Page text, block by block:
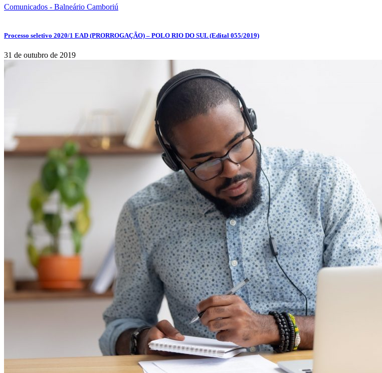
Comunicados - Balneário Camboriú
Processo seletivo 2020/1 EAD (PRORROGAÇÃO) – POLO RIO DO SUL (Edital 055/2019)
31 de outubro de 2019